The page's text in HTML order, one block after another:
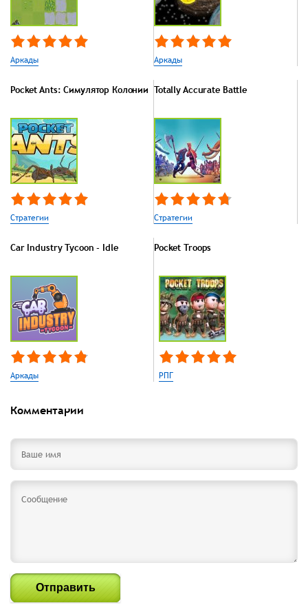
Аркады Аркады
Pocket Ants: Симулятор Колонии
Стратегии
Totally Accurate Battle
Стратегии
Car Industry Tycoon - Idle
Аркады
Pocket Troops
РПГ
Комментарии
Отправить